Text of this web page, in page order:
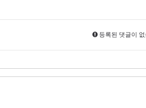
등록된 댓글이 없